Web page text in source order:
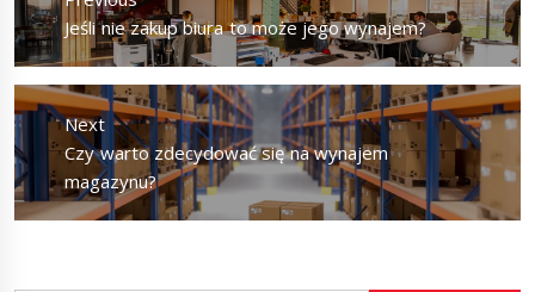
Previous
post:
Jeśli nie zakup biura to może jego wynajem?
Next
Next
post:
Czy warto zdecydować się na wynajem
magazynu?